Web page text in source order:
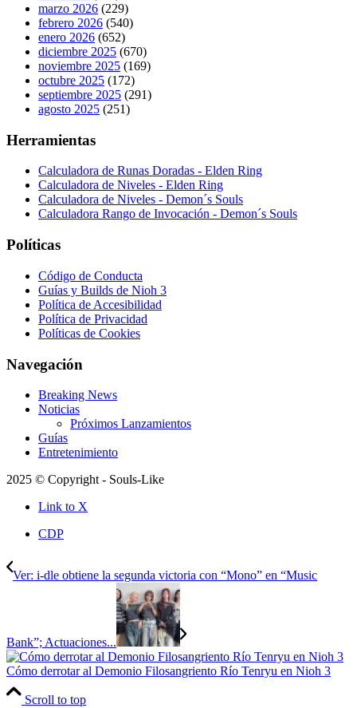
marzo 2026 (229)
febrero 2026 (540)
enero 2026 (652)
diciembre 2025 (670)
noviembre 2025 (169)
octubre 2025 (172)
septiembre 2025 (291)
agosto 2025 (251)
Herramientas
Calculadora de Runas Doradas - Elden Ring
Calculadora de Niveles - Elden Ring
Calculadora de Niveles - Demon´s Souls
Calculadora Rango de Invocación - Demon´s Souls
Políticas
Código de Conducta
Guías y Builds de Nioh 3
Política de Accesibilidad
Política de Privacidad
Políticas de Cookies
Navegación
Breaking News
Noticias
Próximos Lanzamientos
Guías
Entretenimiento
2025 © Copyright - Souls-Like
Link to X
CDP
Ver: i-dle obtiene la segunda victoria con “Mono” en “Music
Bank”; Actuaciones...
Cómo derrotar al Demonio Filosangriento Río Tenryu en Nioh 3
Scroll to top